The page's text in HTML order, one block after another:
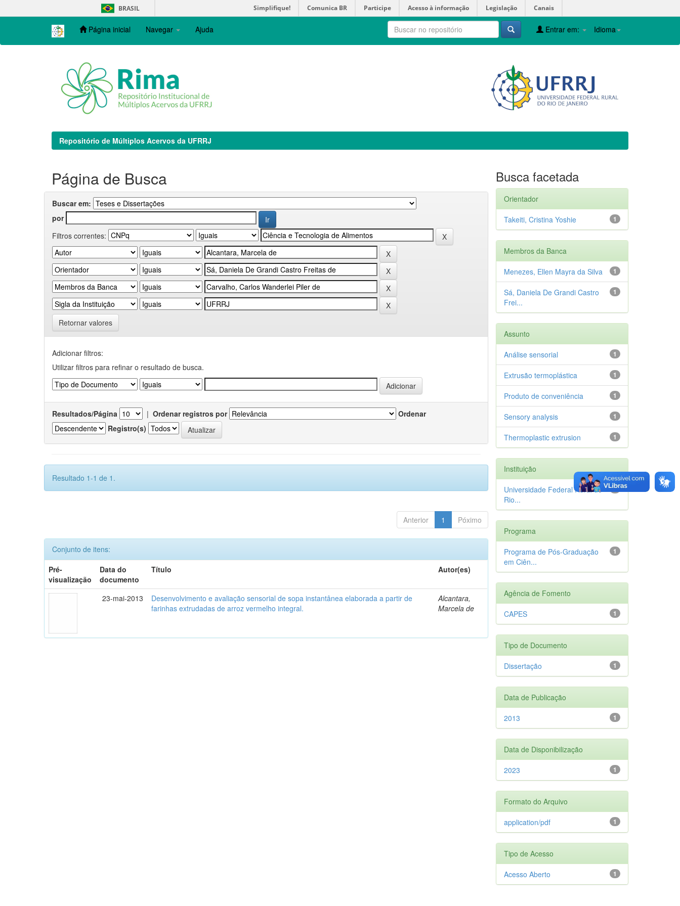
navigation
BRASIL Simplifique! Comunica BR Participe Acesso à informação Legislação Canais
Página inicial Navegar Ajuda Idioma
Entrar em:
Repositório de Múltiplos Acervos da UFRRJ
Página de Busca
Buscar em:
por
Filtros correntes:
Retornar valores
Adicionar filtros:
Utilizar filtros para refinar o resultado de busca.
Resultados/Página | Ordenar registros por
Ordenar
Registro(s)
Resultado 1-1 de 1.
Anterior 1 Póximo
Conjunto de itens:
Pré-
visualização
Data do
documento
Título Autor(es)
23-mai-2013
Desenvolvimento e avaliação sensorial de sopa instantânea elaborada a partir de
farinhas extrudadas de arroz vermelho integral.
Alcantara,
Marcela de
Busca facetada
Orientador
1
Takeiti, Cristina Yoshie
Membros da Banca
1
Menezes, Ellen Mayra da Silva
1
Sá, Daniela De Grandi Castro
Frei...
Assunto
1
Análise sensorial
1
Extrusão termoplástica
1
Produto de conveniência
1
Sensory analysis
1
Thermoplastic extrusion
Instituição
1
Universidade Federal Rural do
Rio...
Programa
1
Programa de Pós-Graduação
em Ciên...
Agência de Fomento
1
CAPES
Tipo de Documento
1
Dissertação
Data de Publicação
1
2013
Data de Disponibilização
1
2023
Formato do Arquivo
1
application/pdf
Tipo de Acesso
1
Acesso Aberto